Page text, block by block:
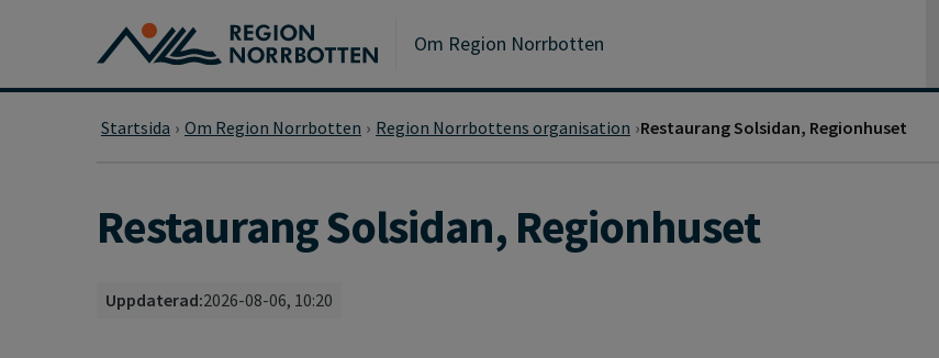
Gå till huvudmeny
Gå till övergripande innehåll
Om Region Norrbotten
Startsida Om Region Norrbotten Region Norrbottens organisation Restaurang Solsidan, Regionhuset
Restaurang Solsidan, Regionhuset
Uppdaterad:2026-08-06, 10:20